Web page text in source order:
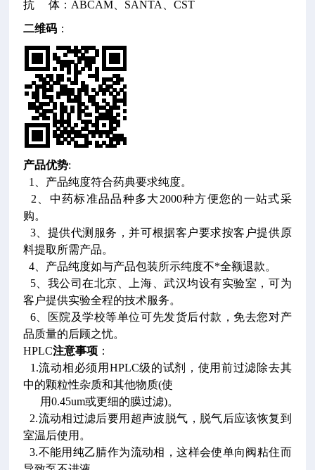
抗 体：ABCAM、SANTA、CST
二维码 ：
产品优势:
1、产品纯度符合药典要求纯度。
2、中药标准品品种多大2000种方便您的一站式采
购。
3、提供代测服务，并可根据客户要求按客户提供原
料提取所需产品。
4、产品纯度如与产品包装所示纯度不*全额退款。
5、我公司在北京、上海、武汉均设有实验室，可为
客户提供实验全程的技术服务。
6、医院及学校等单位可先发货后付款，免去您对产
品质量的后顾之忧。
HPLC注意事项 ：
1.流动相必须用HPLC级的试剂，使用前过滤除去其
中的颗粒性杂质和其他物质(使
用0.45um或更细的膜过滤)。
2.流动相过滤后要用超声波脱气，脱气后应该恢复到
室温后使用。
3.不能用纯乙腈作为流动相，这样会使单向阀粘住而